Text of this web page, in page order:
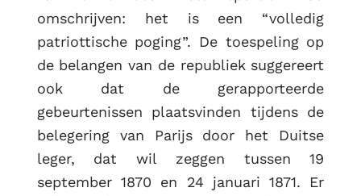
omschrijven: het is een “volledig
patriottische poging”. De toespeling op
de belangen van de republiek suggereert
ook dat de gerapporteerde
gebeurtenissen plaatsvinden tijdens de
belegering van Parijs door het Duitse
leger, dat wil zeggen tussen 19
september 1870 en 24 januari 1871. Er